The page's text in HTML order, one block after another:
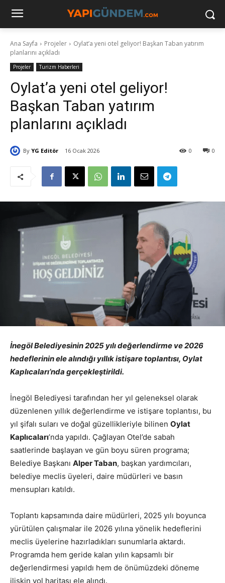
Ana Sayfa Projeler
Oylat’a yeni otel geliyor! Başkan Taban yatırım
planlarını açıkladı
Projeler Turizm Haberleri
Oylat’a yeni otel geliyor!
Başkan Taban yatırım
planlarını açıkladı
By YG Editör 16 Ocak 2026 0
0
İnegöl Belediyesinin 2025 yılı değerlendirme ve 2026
hedeflerinin ele alındığı yıllık istişare toplantısı, Oylat
Kaplıcaları’nda gerçekleştirildi.
İnegöl Belediyesi tarafından her yıl geleneksel olarak
düzenlenen yıllık değerlendirme ve istişare toplantısı, bu
yıl şifalı suları ve doğal güzellikleriyle bilinen Oylat
Kaplıcaları’nda yapıldı. Çağlayan Otel’de sabah
saatlerinde başlayan ve gün boyu süren programa;
Belediye Başkanı Alper Taban, başkan yardımcıları,
belediye meclis üyeleri, daire müdürleri ve basın
mensupları katıldı.
Toplantı kapsamında daire müdürleri, 2025 yılı boyunca
yürütülen çalışmalar ile 2026 yılına yönelik hedeflerini
meclis üyelerine hazırladıkları sunumlarla aktardı.
Programda hem geride kalan yılın kapsamlı bir
değerlendirmesi yapıldı hem de önümüzdeki döneme
ilişkin yol haritası ele alındı.